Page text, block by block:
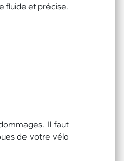
fluide et précise.
Il faut
de votre vélo